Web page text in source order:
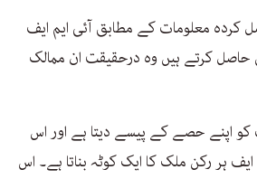
کردہ معلومات کے مطابق آئی ایم ایف
کرتے ہیں وہ درحقیقت ان ممالک
کو اپنے حصے کے پیسے دیتا ہے اور اس
ہر رکن ملک کا ایک کوٹہ بناتا ہے۔ اس